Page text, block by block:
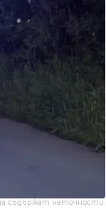
съдържат неточности.